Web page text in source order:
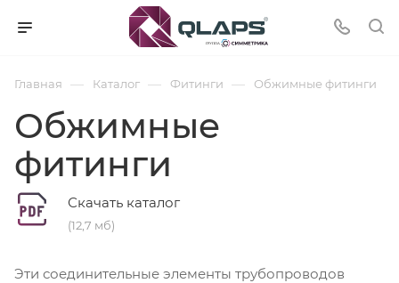
Главная — Каталог — Фитинги — Обжимные фитинги
Обжимные
фитинги
Скачать каталог
(12,7 мб)
Эти соединительные элементы трубопроводов